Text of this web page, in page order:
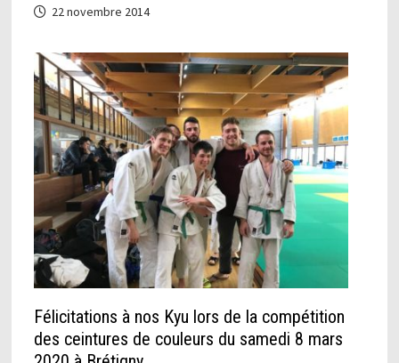
22 novembre 2014
Félicitations à nos Kyu lors de la compétition
des ceintures de couleurs du samedi 8 mars